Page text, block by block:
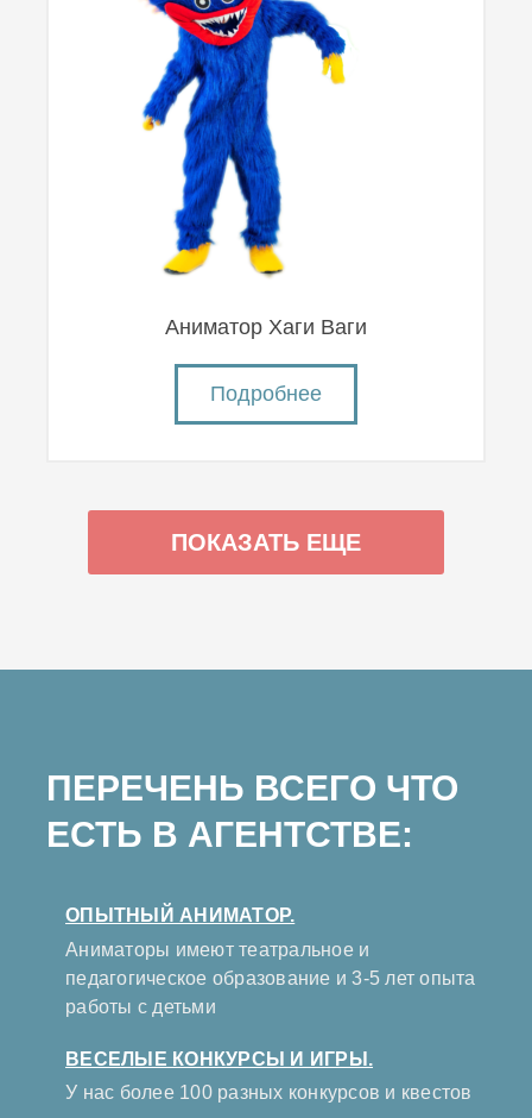
Аниматор Хаги Ваги
Подробнее
ПОКАЗАТЬ ЕЩЕ
ПЕРЕЧЕНЬ ВСЕГО ЧТО
ЕСТЬ В АГЕНТСТВЕ:
ОПЫТНЫЙ АНИМАТОР.
Аниматоры имеют театральное и
педагогическое образование и 3-5 лет опыта
работы с детьми
ВЕСЕЛЫЕ КОНКУРСЫ И ИГРЫ.
У нас более 100 разных конкурсов и квестов